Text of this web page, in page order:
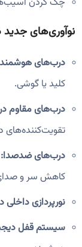
نوآوری‌های
درب‌های
کلید یا گوشی.
درب‌های مقاوم در
تقویت‌کننده‌های
درب‌های ضدصدا:
کاهش سر و
نورپردازی داخلی
سیستم قفل